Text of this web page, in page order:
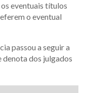
eventuais títulos
o eventual
passou a seguir a
denota dos julgados